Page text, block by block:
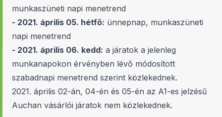
munkaszüneti napi menetrend
- 2021. április 05. hétfő: ünnepnap, munkaszüneti
napi menetrend
- 2021. április 06. kedd: a járatok a jelenleg
munkanapokon érvényben lévő módosított
szabadnapi menetrend szerint közlekednek.
2021. április 02-án, 04-én és 05-én az A1-es jelzésű
Auchan vásárlói járatok nem közlekednek.